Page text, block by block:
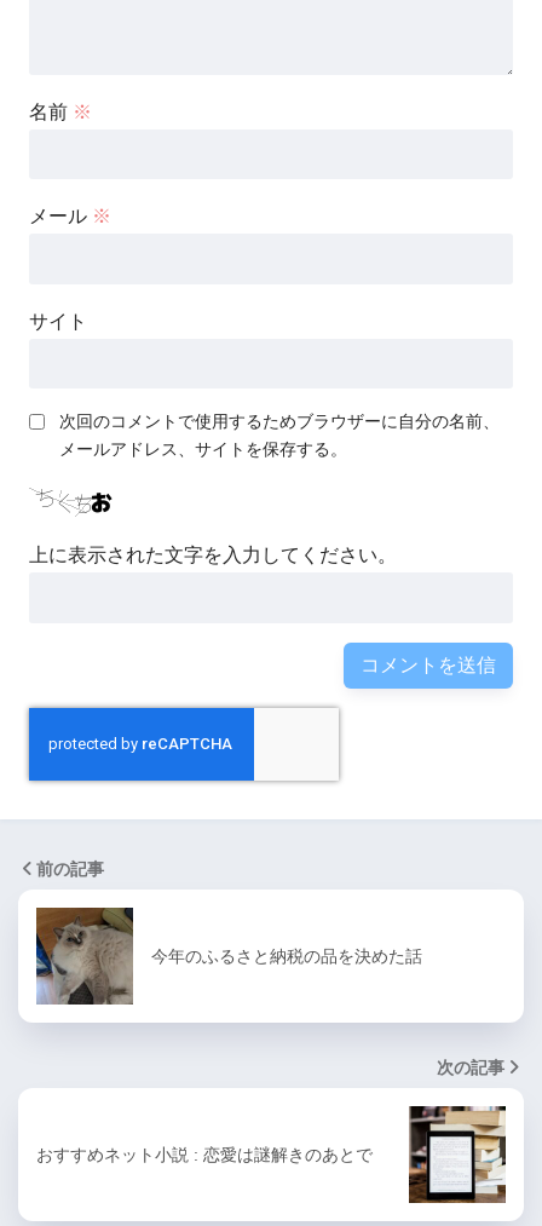
名前 ※
メール ※
サイト
次回のコメントで使用するためブラウザーに自分の名前、
メールアドレス、サイトを保存する。
上に表示された文字を入力してください。
前の記事
今年のふるさと納税の品を決めた話
次の記事
おすすめネット小説 : 恋愛は謎解きのあとで